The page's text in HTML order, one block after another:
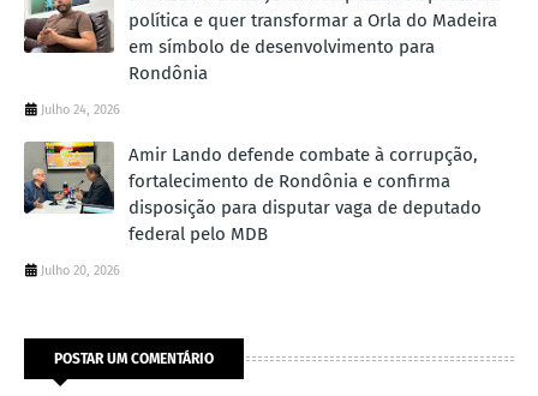
política e quer transformar a Orla do Madeira
em símbolo de desenvolvimento para
Rondônia
Julho 24, 2026
Amir Lando defende combate à corrupção,
fortalecimento de Rondônia e confirma
disposição para disputar vaga de deputado
federal pelo MDB
Julho 20, 2026
POSTAR UM COMENTÁRIO